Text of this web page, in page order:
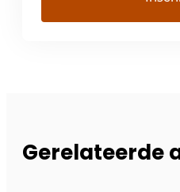
Gerelateerde